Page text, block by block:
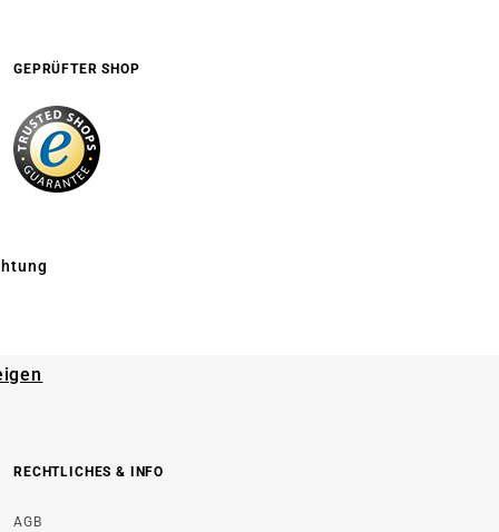
GEPRÜFTER SHOP
RECHTLICHES & INFO
AGB